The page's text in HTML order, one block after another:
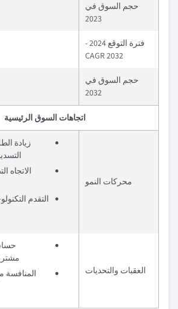
حجم السوق في
2023
فترة التوقع 2024 -
2032 CAGR
حجم السوق في
2032
اتجاهات السوق الرئيسية
محركات النمو
زيادة
الاتجاه
التقدم
العقبات والتحديات
المنافسة